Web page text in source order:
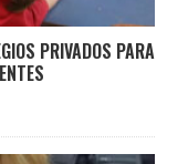
PRIVADOS PARA